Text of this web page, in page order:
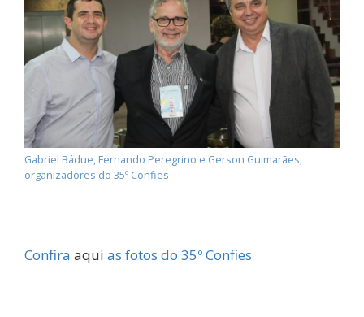
Gabriel Bádue, Fernando Peregrino e Gerson Guimarães,
organizadores do 35º Confies
Confira aqui as fotos do 35º Confies